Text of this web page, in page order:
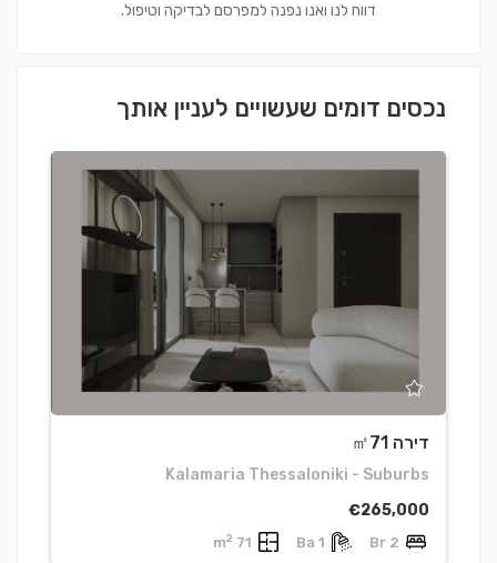
דווח לנו ואנו נפנה למפרסם לבדיקה וטיפול.
נכסים דומים שעשויים לעניין אותך
דירה ㎡71
Kalamaria Thessaloniki - Suburbs
€265,000
2 Br
1 Ba
71 m
2